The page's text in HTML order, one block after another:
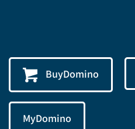
BuyDomino
MyDomino